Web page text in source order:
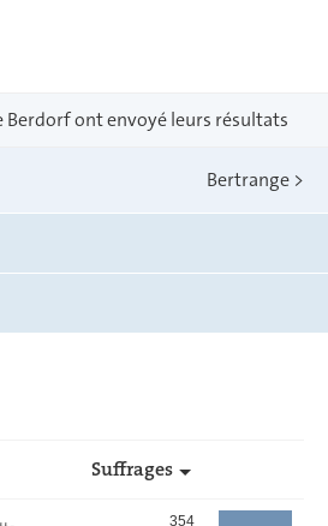
Berdorf ont envoyé leurs résultats
Bertrange >
Suffrages
354